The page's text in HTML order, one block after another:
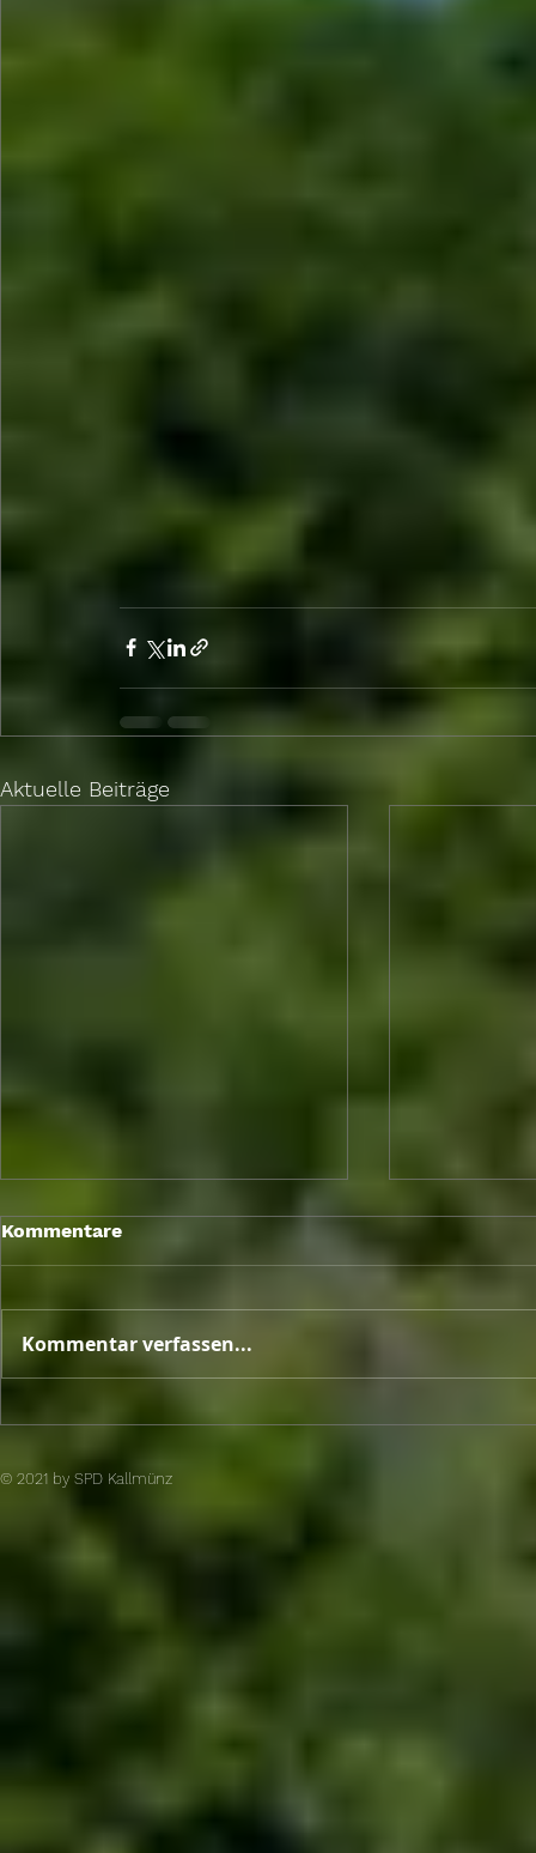
Aktuelle Beiträge
Berlin Briefing,
Sitzungswoche 03. - 08.
Mai 2026
Berlin
April 2026
Kommentare
Kommentar verfassen...
© 2021 by SPD Kallmünz​